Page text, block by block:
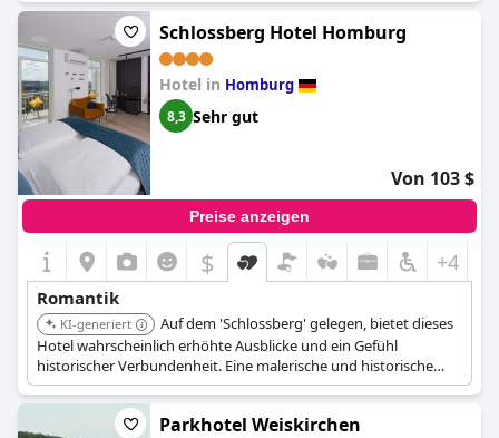
Schlossberg Hotel Homburg
Hotel in Homburg
8,3 Sehr gut
Von 103 $
Preise anzeigen
$ +4
Romantik
KI-generiert
Auf dem 'Schlossberg' gelegen, bietet dieses
Hotel wahrscheinlich erhöhte Ausblicke und ein Gefühl
historischer Verbundenheit. Eine malerische und historische
Lage kann einem Aufenthalt eine romantische Dimension
verleihen.
Parkhotel Weiskirchen